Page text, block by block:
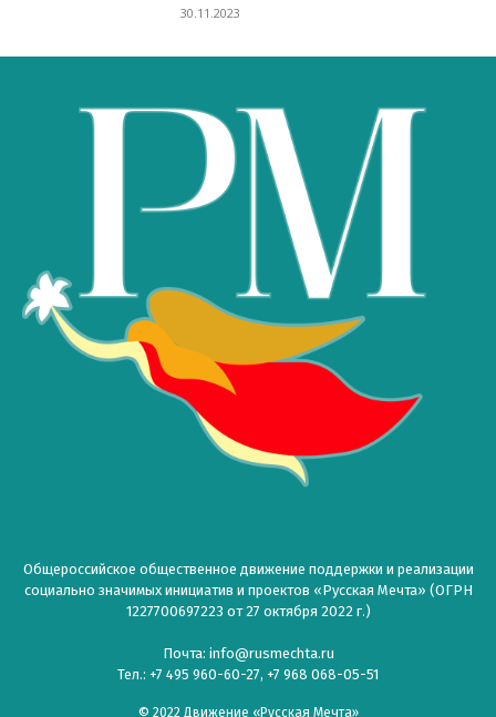
30.11.2023
Общероссийское общественное движение поддержки и реализации
социально значимых инициатив и проектов «Русская Мечта» (ОГРН
1227700697223 от 27 октября 2022 г.)
Почта: info@rusmechta.ru
Тел.: +7 495 960-60-27, +7 968 068-05-51
© 2022 Движение «Русская Мечта»